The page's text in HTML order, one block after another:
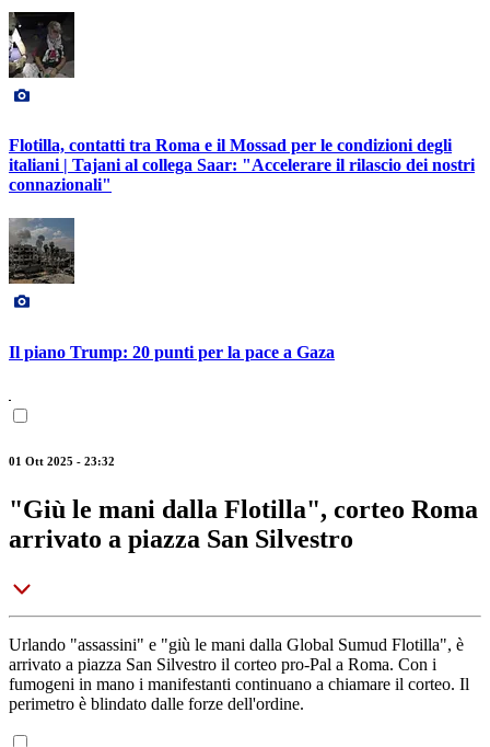
Flotilla, contatti tra Roma e il Mossad per le condizioni degli
italiani | Tajani al collega Saar: "Accelerare il rilascio dei nostri
connazionali"
Il piano Trump: 20 punti per la pace a Gaza
01 Ott 2025 - 23:32
"Giù le mani dalla Flotilla", corteo Roma
arrivato a piazza San Silvestro
Urlando "assassini" e "giù le mani dalla Global Sumud Flotilla", è
arrivato a piazza San Silvestro il corteo pro-Pal a Roma. Con i
fumogeni in mano i manifestanti continuano a chiamare il corteo. Il
perimetro è blindato dalle forze dell'ordine.